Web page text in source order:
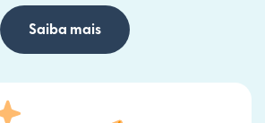
Saiba mais